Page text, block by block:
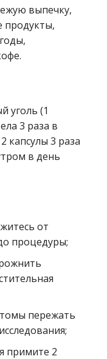
выпечку,
продукты,
уголь (1
3 раза в
капсулы 3 раза
в день
от
процедуры;
пережать
примите 2